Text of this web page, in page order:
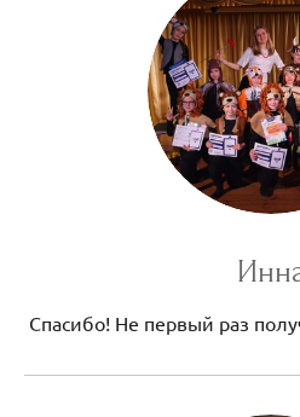
Спасибо! Не первый раз